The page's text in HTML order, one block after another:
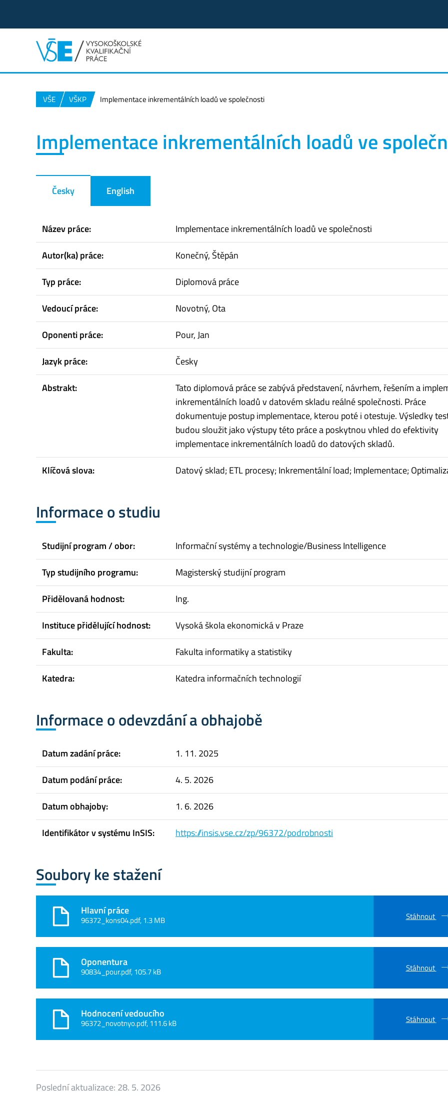
VŠE VŠKP Implementace inkrementálních loadů ve společnosti
Implementace inkrementálních loadů ve
Česky English
Název práce:
Implementace inkrementálních loadů ve společnosti
Autor(ka) práce:
Konečný, Štěpán
Typ práce:
Diplomová práce
Vedoucí práce:
Novotný, Ota
Oponenti práce:
Pour, Jan
Jazyk práce:
Česky
Abstrakt:
Tato diplomová práce se zabývá představení, návrhem, řešením a
inkrementálních loadů v datovém skladu reálné společnosti. Práce
dokumentuje postup implementace, kterou poté i otestuje. Výsledky
budou sloužit jako výstupy této práce a poskytnou vhled do efektivity
implementace inkrementálních loadů do datových skladů.
Klíčová slova:
Datový sklad; ETL procesy; Inkrementální load; Implementace;
Informace o studiu
Studijní program / obor:
Informační systémy a technologie/Business Intelligence
Typ studijního programu:
Magisterský studijní program
Přidělovaná hodnost:
Ing.
Instituce přidělující hodnost:
Vysoká škola ekonomická v Praze
Fakulta:
Fakulta informatiky a statistiky
Katedra:
Katedra informačních technologií
Informace o odevzdání a obhajobě
Datum zadání práce:
1. 11. 2025
Datum podání práce:
4. 5. 2026
Datum obhajoby:
1. 6. 2026
Identifikátor v systému InSIS:
https://insis.vse.cz/zp/96372/podrobnosti
Soubory ke stažení
Hlavní práce
96372_kons04.pdf, 1.3 MB Stáhnout
Oponentura
90834_pour.pdf, 105.7 kB Stáhnout
Hodnocení vedoucího
96372_novotnyo.pdf, 111.6 kB Stáhnout
Poslední aktualizace: 28. 5. 2026